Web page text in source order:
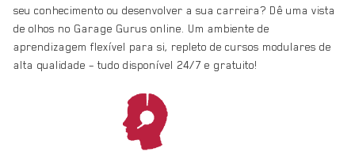
seu conhecimento ou desenvolver a sua carreira? Dê uma vista
de olhos no Garage Gurus online. Um ambiente de
aprendizagem flexível para si, repleto de cursos modulares de
alta qualidade – tudo disponível 24/7 e gratuito!